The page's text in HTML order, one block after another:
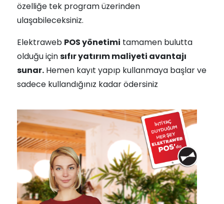
özelliğe tek program üzerinden
ulaşabileceksiniz.
Elektraweb POS yönetimi tamamen bulutta
olduğu içinsıfır yatırım maliyeti avantajı
sunar. Hemen kayıt yapıp kullanmaya başlar ve
sadece kullandığınız kadar ödersiniz